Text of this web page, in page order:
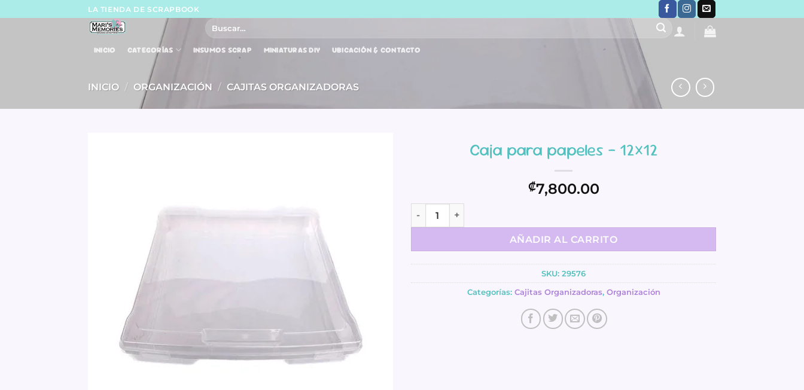
LA TIENDA DE SCRAPBOOK
INICIO CATEGORÍAS INSUMOS SCRAP MINIATURAS DIY UBICACIÓN & CONTACTO
INICIO / ORGANIZACIÓN / CAJITAS ORGANIZADORAS
Caja para papeles – 12×12
₡7,800.00
AÑADIR AL CARRITO
SKU: 29576
Categorías: Cajitas Organizadoras, Organización